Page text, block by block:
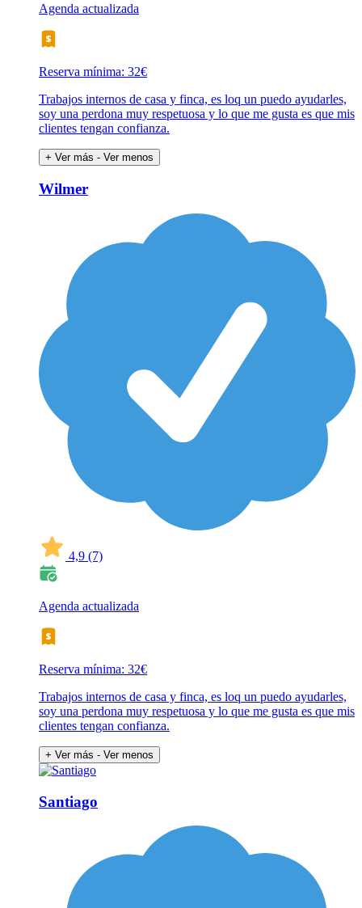
Agenda actualizada
Reserva mínima: 32€
Trabajos internos de casa y finca, es loq un puedo ayudarles,
soy una perdona muy respetuosa y lo que me gusta es que mis
clientes tengan confianza.
+ Ver más - Ver menos
Wilmer
4,9 (7)
Agenda actualizada
Reserva mínima: 32€
Trabajos internos de casa y finca, es loq un puedo ayudarles,
soy una perdona muy respetuosa y lo que me gusta es que mis
clientes tengan confianza.
+ Ver más - Ver menos
Santiago